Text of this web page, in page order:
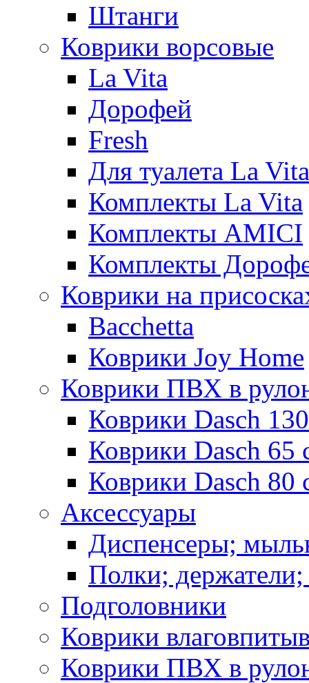
Штанги
Коврики ворсовые
La Vita
Дорофей
Fresh
Для туалета La Vita
Комплекты La Vita
Комплекты AMICI
Комплекты
Коврики на
Bacchetta
Коврики Joy Home
Коврики ПВХ в
Коврики Dasch
Коврики Dasch 65
Коврики Dasch 80
Аксессуары
Диспенсеры;
Полки;
Подголовники
Коврики
Коврики ПВХ в